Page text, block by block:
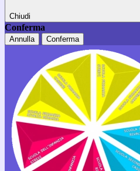
Chiudi
Conferma
Annulla Conferma